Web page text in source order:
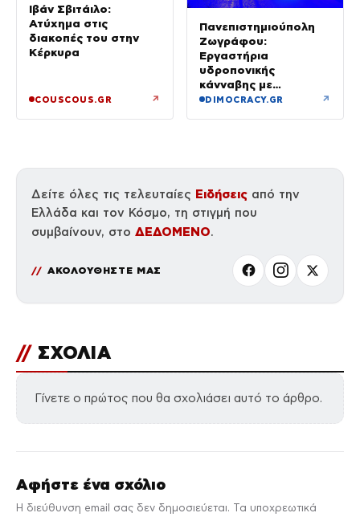
Ιβάν Σβιτάιλο:
Ατύχημα στις
διακοπές του στην
Κέρκυρα
COUSCOUS.GR ↗
Πανεπιστημιούπολη
Ζωγράφου:
Εργαστήρια
υδροπονικής
κάνναβης με
προσδοκώμενο
DIMOCRACY.GR ↗
Δείτε όλες τις τελευταίες Ειδήσεις από την
Ελλάδα και τον Κόσμο, τη στιγμή που
συμβαίνουν, στο ΔΕΔΟΜΕΝΟ.
ΑΚΟΛΟΥΘΗΣΤΕ ΜΑΣ
// ΣΧΟΛΙΑ
Γίνετε ο πρώτος που θα σχολιάσει αυτό το άρθρο.
Αφήστε ένα σχόλιο
Η διεύθυνση email σας δεν δημοσιεύεται. Τα υποχρεωτικά